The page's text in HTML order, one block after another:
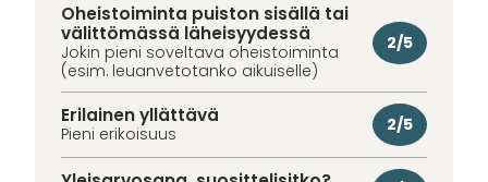
Oheistoiminta puiston sisällä tai
välittömässä läheisyydessä
Jokin pieni soveltava oheistoiminta
(esim. leuanvetotanko aikuiselle)
2/5
Erilainen yllättävä
Pieni erikoisuus 2/5